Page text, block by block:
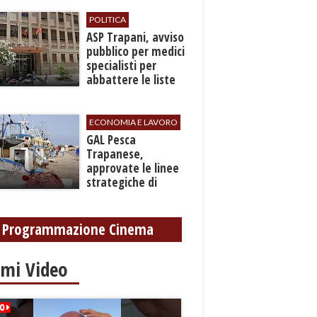
gamba
POLITICA
ASP Trapani, avviso
pubblico per medici
specialisti per
abbattere le liste
ECONOMIA E LAVORO
GAL Pesca
Trapanese,
approvate le linee
strategiche di
settembre
Programmazione Cinema
Video